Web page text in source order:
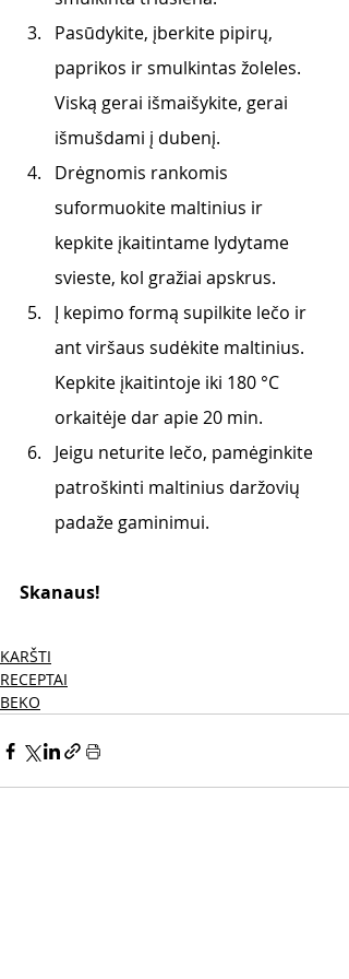
Pasūdykite, įberkite pipirų,
paprikos ir smulkintas žoleles.
Viską gerai išmaišykite, gerai
išmušdami į dubenį.
Drėgnomis rankomis
suformuokite maltinius ir
kepkite įkaitintame lydytame
svieste, kol gražiai apskrus.
Į kepimo formą supilkite lečo ir
ant viršaus sudėkite maltinius.
Kepkite įkaitintoje iki 180 °C
orkaitėje dar apie 20 min.
Jeigu neturite lečo, pamėginkite
patroškinti maltinius daržovių
padaže gaminimui.
Skanaus!
KARŠTI
RECEPTAI
BEKO